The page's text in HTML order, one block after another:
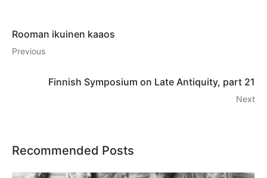
Rooman ikuinen kaaos
Previous
Finnish Symposium on Late Antiquity, part 21
Next
Recommended Posts